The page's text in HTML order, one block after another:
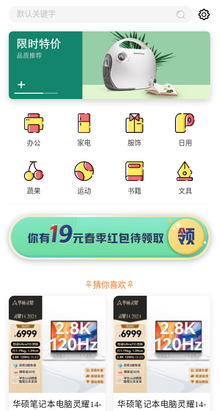
默认关键字
办公 家电 服饰 日用
蔬果 运动 书籍 文具
猜你喜欢
华硕笔记本电脑灵耀14-
华硕笔记本电脑灵耀14-